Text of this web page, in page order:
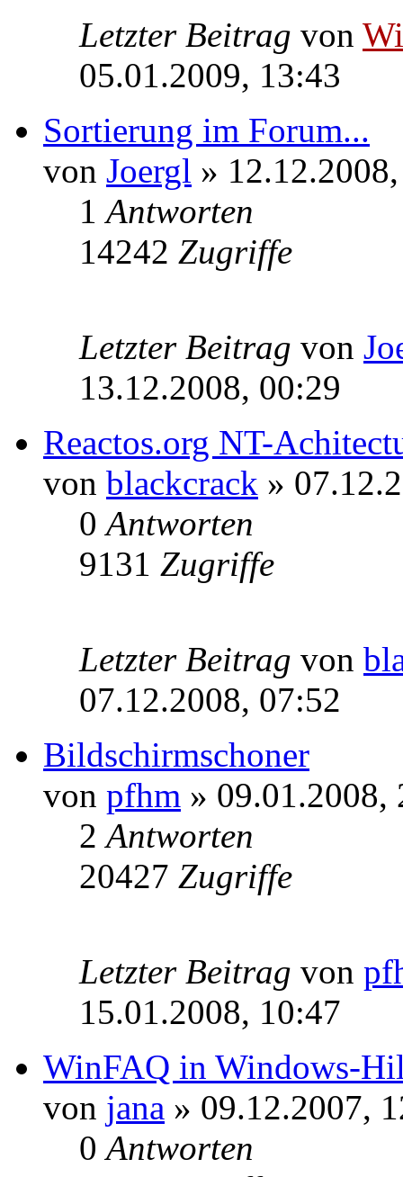
Letzter Beitrag von
05.01.2009, 13:43
Sortierung im Forum...
von Joergl »
1Antworten
14242 Zugriffe
Letzter Beitrag von
13.12.2008, 00:29
Reactos.org NT-
von blackcrack »
0Antworten
9131 Zugriffe
Letzter Beitrag von
07.12.2008, 07:52
Bildschirmschoner
von pfhm » 09.01.2008,
2Antworten
20427 Zugriffe
Letzter Beitrag von
15.01.2008, 10:47
WinFAQ in Windows-
von jana » 09.12.2007,
0Antworten